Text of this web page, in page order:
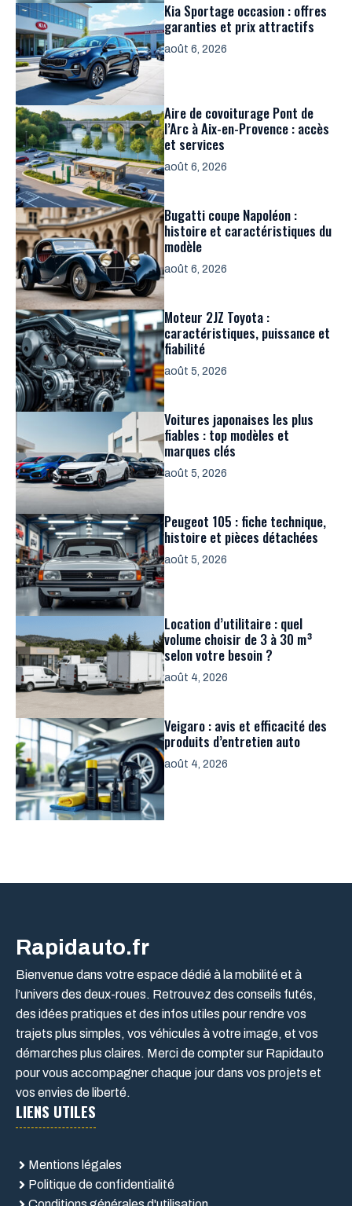
Kia Sportage occasion : offres
garanties et prix attractifs
août 6, 2026
Aire de covoiturage Pont de
l’Arc à Aix-en-Provence : accès
et services
août 6, 2026
Bugatti coupe Napoléon :
histoire et caractéristiques du
modèle
août 6, 2026
Moteur 2JZ Toyota :
caractéristiques, puissance et
fiabilité
août 5, 2026
Voitures japonaises les plus
fiables : top modèles et
marques clés
août 5, 2026
Peugeot 105 : fiche technique,
histoire et pièces détachées
août 5, 2026
Location d’utilitaire : quel
volume choisir de 3 à 30 m³
selon votre besoin ?
août 4, 2026
Veigaro : avis et efficacité des
produits d’entretien auto
août 4, 2026
Rapidauto.fr
Bienvenue dans votre espace dédié à la mobilité et à
l’univers des deux-roues. Retrouvez des conseils futés,
des idées pratiques et des infos utiles pour rendre vos
trajets plus simples, vos véhicules à votre image, et vos
démarches plus claires. Merci de compter sur Rapidauto
pour vous accompagner chaque jour dans vos projets et
vos envies de liberté.
LIENS UTILES
Mentions légales
Politique de confidentialité